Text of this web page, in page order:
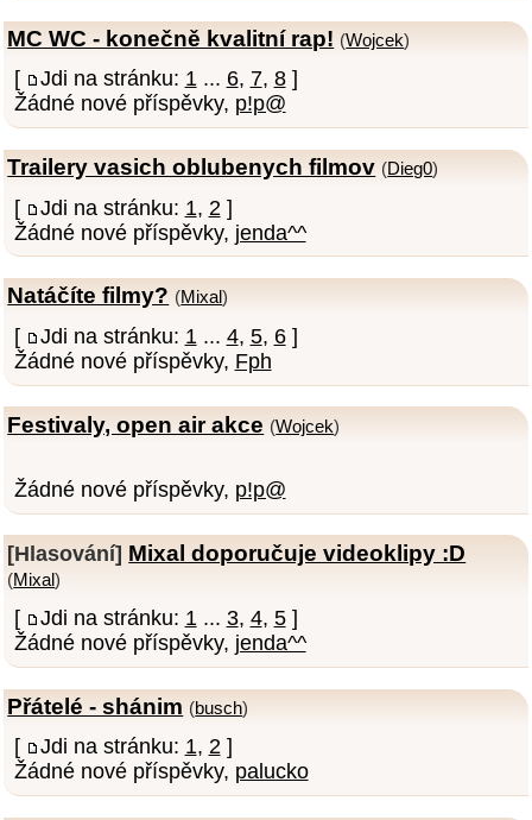
MC WC - konečně kvalitní rap! (Wojcek)
[ Jdi na stránku: 1... 6, 7, 8]
Žádné nové příspěvky, p!p@
Trailery vasich oblubenych filmov (Dieg0)
[ Jdi na stránku: 1, 2 ]
Žádné nové příspěvky, jenda^^
Natáčíte filmy? (Mixal)
[ Jdi na stránku: 1 ... 4, 5, 6]
Žádné nové příspěvky, Fph
Festivaly, open air akce (Wojcek)
Žádné nové příspěvky, p!p@
[Hlasování] Mixal doporučuje videoklipy :D
(Mixal)
[ Jdi na stránku: 1... 3, 4, 5]
Žádné nové příspěvky, jenda^^
Přátelé - shánim (busch)
[ Jdi na stránku: 1, 2]
Žádné nové příspěvky, palucko